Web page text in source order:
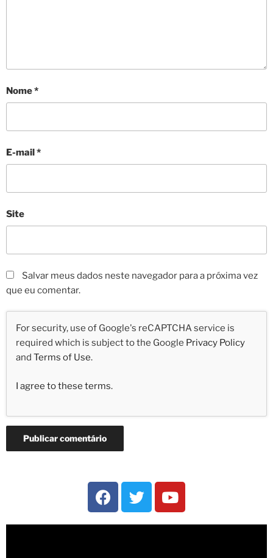
Nome*
E-mail*
Site
Salvar meus dados neste navegador para a próxima vez
que eu comentar.
For security, use of Google's reCAPTCHA service is
required which is subject to the Google Privacy Policy
and Terms of Use.
I agree to these terms.